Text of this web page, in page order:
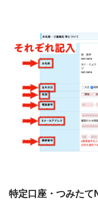
特定口座・つみたて